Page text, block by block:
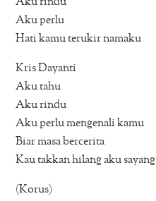
Aku perlu
Hati kamu terukir namaku
Kris Dayanti
Aku tahu
Aku rindu
Aku perlu mengenali kamu
Biar masa bercerita
Kau takkan hilang aku sayang
(Korus)